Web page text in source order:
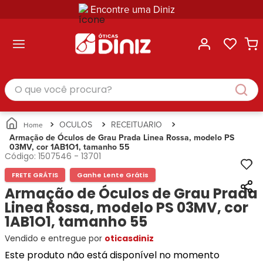
Encontre uma Diniz
Masculino
Feminino
Infantil
Unissex
Busque
Por
Marcas
Ana
Hickmann
Bulget
Miu-
Miu
Guess
Lacoste
Categorias
Masculino
Feminino
Infantil
Unissex
Busque
Por
Marcas
Ray-
Ban
Prada
Ana
Hickmann
Tecnol
Correntes
para
Óculos
Estojos
para
Óculos
Soluções
e
Cuidados
Busque
Ray-
Ban
Prada
Armani
Exchange
Tommy
Hilfiger
Ana
Hickmann
Guess
Speedo
Categoria
Armações
de Óculos
Óculos
de Sol
Corrente
para
Óculos
para
Óculos
Gênero
Masculino
Feminino
O que você procura?
OCULOS
RECEITUARIO
Armação de Óculos de Grau Prada Linea Rossa, modelo PS
03MV, cor 1AB1O1, tamanho 55
Código: 1507546 - 13701
FRETE GRÁTIS Ganhe Lente Grátis
Armação de Óculos de Grau Prada
Linea Rossa, modelo PS 03MV, cor
1AB1O1, tamanho 55
Vendido e entregue por oticasdiniz
Este produto não está disponível no momento